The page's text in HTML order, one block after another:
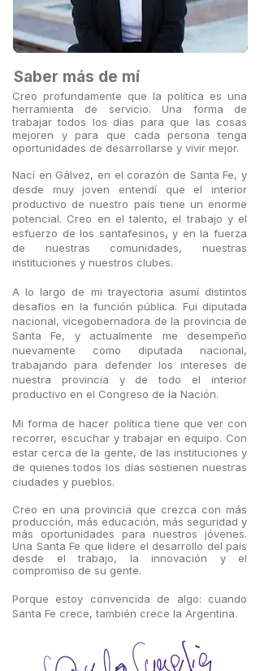
Saber más de mí
Creo profundamente que la política es una
herramienta de servicio. Una forma de
trabajar todos los días para que las cosas
mejoren y para que cada persona tenga
oportunidades de desarrollarse y vivir mejor.
Nací en Gálvez, en el corazón de Santa Fe, y
desde muy joven entendí que el interior
productivo de nuestro país tiene un enorme
potencial. Creo en el talento, el trabajo y el
esfuerzo de los santafesinos, y en la fuerza
de nuestras comunidades, nuestras
instituciones y nuestros clubes.
A lo largo de mi trayectoria asumí distintos
desafíos en la función pública. Fui diputada
nacional, vicegobernadora de la provincia de
Santa Fe, y actualmente me desempeño
nuevamente como diputada nacional,
trabajando para defender los intereses de
nuestra provincia y de todo el interior
productivo en el Congreso de la Nación.
Mi forma de hacer política tiene que ver con
recorrer, escuchar y trabajar en equipo. Con
estar cerca de la gente, de las instituciones y
de quienes todos los días sostienen nuestras
ciudades y pueblos.
Creo en una provincia que crezca con más
producción, más educación, más seguridad y
más oportunidades para nuestros jóvenes.
Una Santa Fe que lidere el desarrollo del país
desde el trabajo, la innovación y el
compromiso de su gente.
Porque estoy convencida de algo: cuando
Santa Fe crece, también crece la Argentina.